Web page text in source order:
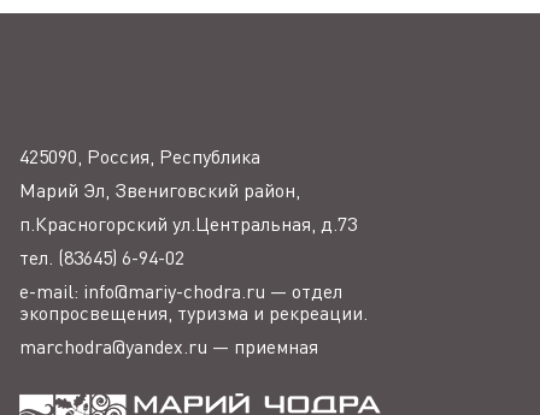
425090, Россия, Республика
Марий Эл, Звениговский район,
п.Красногорский ул.Центральная, д.73
тел. (83645) 6-94-02
e-mail: info@mariy-chodra.ru — отдел
экопросвещения, туризма и рекреации.
marchodra@yandex.ru — приемная